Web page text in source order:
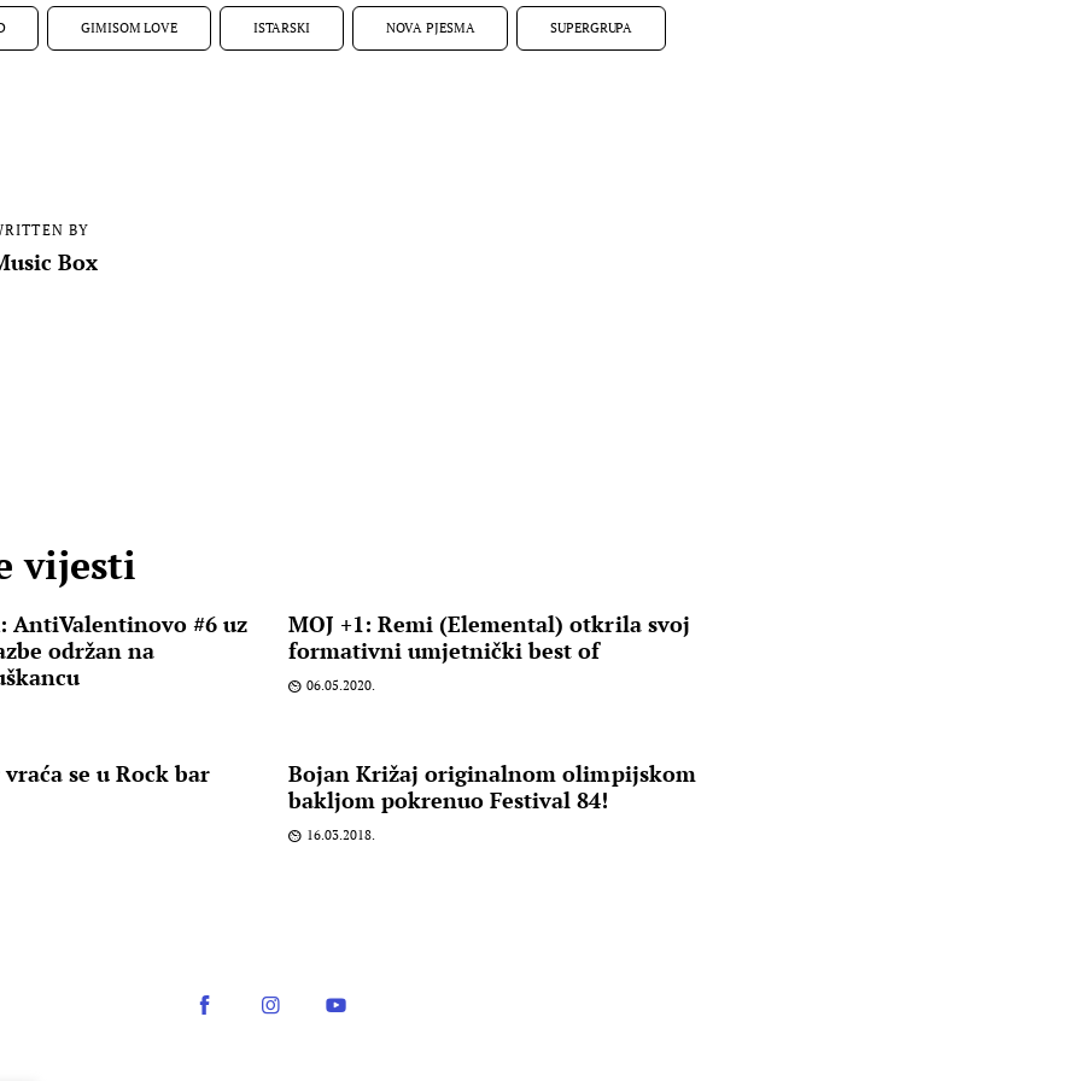
GIMISOM LOVE ISTARSKI NOVA PJESMA SUPERGRUPA
BY
Box
vijesti
AntiValentinovo #6 uz
održan na
MOJ +1: Remi (Elemental) otkrila svoj
formativni umjetnički best of
06.05.2020.
se u Rock bar
Bojan Križaj originalnom olimpijskom
bakljom pokrenuo Festival 84!
16.03.2018.